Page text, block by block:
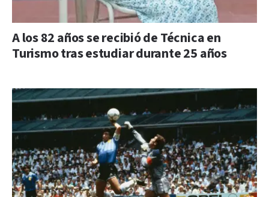
A los 82 años se recibió de Técnica en
Turismo tras estudiar durante 25 años